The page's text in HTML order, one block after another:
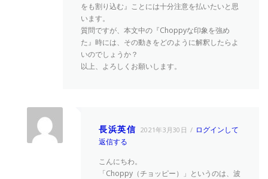
をも割り込む』ことには十分注意を払いたいと思
います。
質問ですが、本文中の『Choppyな印象を強め
た』時には、その動きをどのように解釈したらよ
いのでしょうか？
以上、よろしくお願いします。
長浜英信 2021年3月30日
ログインして
返信する
こんにちわ。
「Choppy（チョッピー）」というのは、波